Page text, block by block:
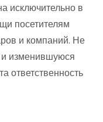
исключительно в
посетителям
и компаний. Не
изменившуюся
ответственность